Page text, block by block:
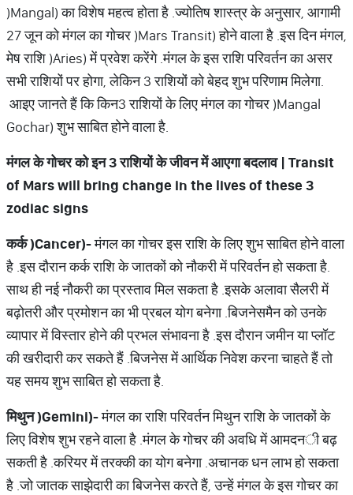
(Mangal) का विशेष महत्व होता है .ज्योतिष शास्त्र के अनुसार, आगामी
27 जून को मंगल का गोचर (Mars Transit) होने वाला है .इस दिन मंगल,
मेष राशि (Aries) में प्रवेश करेंगे.मंगल के इस राशि परिवर्तन का असर
सभी राशियों पर होगा, लेकिन 3 राशियों को बेहद शुभ परिणाम मिलेगा.
आइए जानते हैं कि किन3 राशियों के लिए मंगल का गोचर (Mangal
Gochar) शुभ साबित होने वाला है.
मंगल के गोचर को इन3राशियों के जीवन में आएगा बदलाव | Transit
of Mars will bring change in the lives of these 3
zodiac signs
कर्क(Cancer)-मंगल का गोचर इस राशि के लिए शुभ साबित होने वाला
है .इस दौरान कर्क राशि के जातकों को नौकरी में परिवर्तन हो सकता है.
साथ ही नई नौकरी का प्रस्ताव मिल सकता है .इसके अलावा सैलरी में
बढ़ोतरी और प्रमोशन का भी प्रबल योग बनेगा.बिजनेसमैन को उनके
व्यापार में विस्तार होने कीप्रभल संभावना है .इस दौरान जमीन या प्लॉट
की खरीदारी कर सकते हैं .बिजनेस में आर्थिक निवेश करना चाहते हैं तो
यह समय शुभ साबित हो सकता है.
मिथुन(Gemini)-मंगल का राशि परिवर्तन मिथुन राशि के जातकों के
लिए विशेष शुभ रहने वाला है .मंगल के गोचर की अवधि में आमदनी बढ़
सकती है .करियर में तरक्की का योग बनेगा.अचानक धन लाभ हो सकता
है .जो जातक साझेदारी का बिजनेस करते हैं, उन्हें मंगल के इस गोचर का